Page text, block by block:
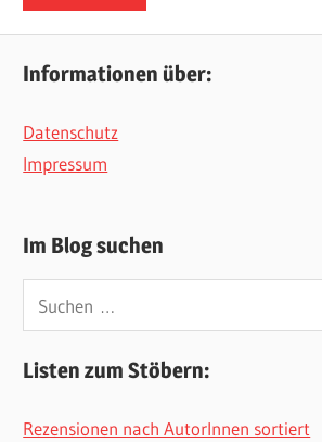
Informationen über:
Datenschutz
Impressum
Im Blog suchen
nach:
Listen zum Stöbern:
Rezensionen nach AutorInnen sortiert